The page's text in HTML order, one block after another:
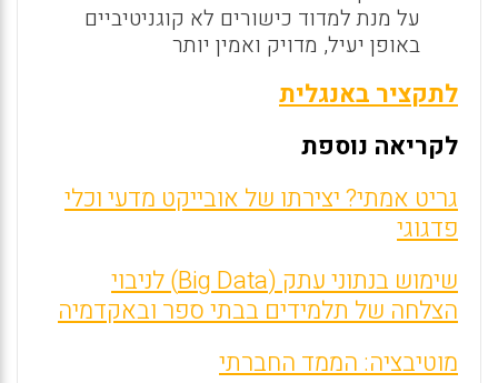
על מנת למדוד כישורים לא קוגניטיביים
באופן יעיל, מדויק ואמין יותר
לתקציר באנגלית
לקריאה נוספת
גריט אמתי? יצירתו של אובייקט מדעי וכלי
פדגוגי
שימוש בנתוני עתק (Big Data) לניבוי
הצלחה של תלמידים בבתי ספר ובאקדמיה
מוטיבציה: הממד החברתי